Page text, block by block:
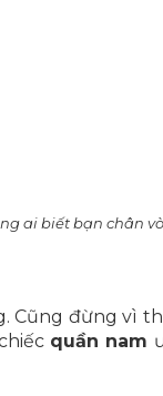
ai biết bạn chân
Cũng đừng vì
quần nam